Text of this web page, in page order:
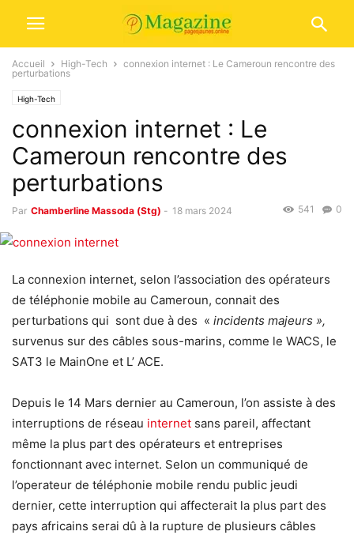
Accueil High-Tech
connexion internet : Le Cameroun rencontre des
perturbations
High-Tech
connexion internet : Le
Cameroun rencontre des
perturbations
Par Chamberline Massoda (Stg) - 18 mars 2024 0
541
La connexion internet, selon l’association des opérateurs
de téléphonie mobile au Cameroun, connait des
perturbations qui sont due à des « incidents majeurs »,
survenus sur des câbles sous-marins, comme le WACS, le
SAT3 le MainOne et L’ ACE.
Depuis le 14 Mars dernier au Cameroun, l’on assiste à des
interruptions de réseau internet sans pareil, affectant
même la plus part des opérateurs et entreprises
fonctionnant avec internet. Selon un communiqué de
l’operateur de téléphonie mobile rendu public jeudi
dernier, cette interruption qui affecterait la plus part des
pays africains serai dû à la rupture de plusieurs câbles